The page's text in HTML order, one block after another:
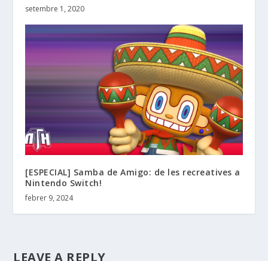
setembre 1, 2020
[ESPECIAL] Samba de Amigo: de les recreatives a
Nintendo Switch!
febrer 9, 2024
LEAVE A REPLY